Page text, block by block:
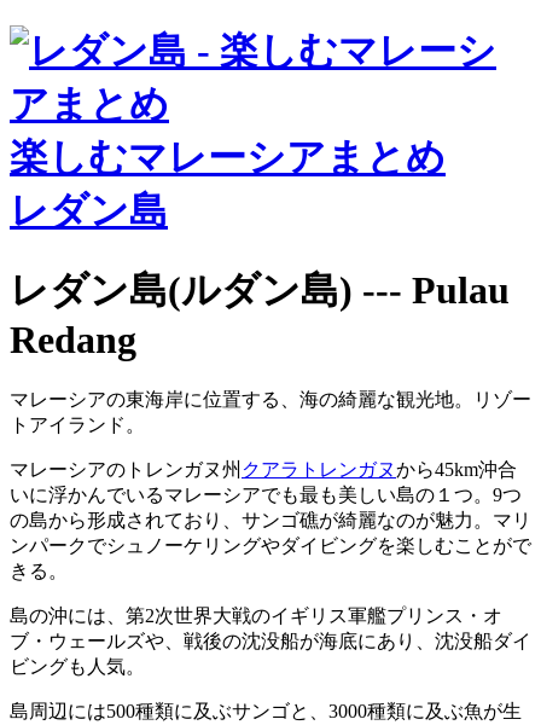
楽しむマレーシアまとめ
レダン島
レダン島(ルダン島) --- Pulau
Redang
マレーシアの東海岸に位置する、海の綺麗な観光地。リゾー
トアイランド。
マレーシアのトレンガヌ州 クアラトレンガヌから45km沖合
いに浮かんでいるマレーシアでも最も美しい島の１つ。9つ
の島から形成されており、サンゴ礁が綺麗なのが魅力。マリ
ンパークでシュノーケリングやダイビングを楽しむことがで
きる。
島の沖には、第2次世界大戦のイギリス軍艦プリンス・オ
ブ・ウェールズや、戦後の沈没船が海底にあり、沈没船ダイ
ビングも人気。
島周辺には500種類に及ぶサンゴと、3000種類に及ぶ魚が生